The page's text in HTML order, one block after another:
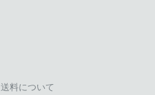
送料について